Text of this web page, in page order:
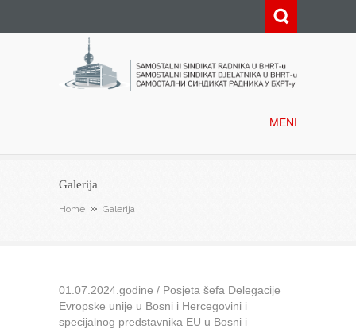
MENI
Galerija
Home Galerija
01.07.2024.godine / Posjeta šefa Delegacije
Evropske unije u Bosni i Hercegovini i
specijalnog predstavnika EU u Bosni i